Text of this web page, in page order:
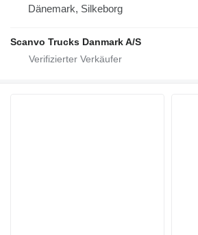
Dänemark, Silkeborg
Scanvo Trucks Danmark A/S